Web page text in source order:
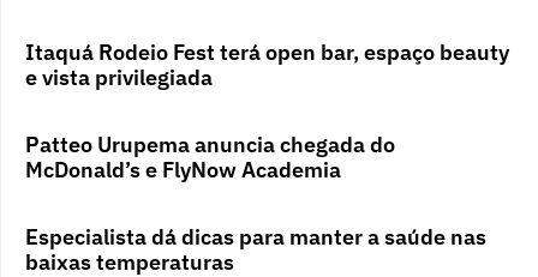
Itaquá Rodeio Fest terá open bar, espaço beauty
e vista privilegiada
Patteo Urupema anuncia chegada do
McDonald’s e FlyNow Academia
Especialista dá dicas para manter a saúde nas
baixas temperaturas